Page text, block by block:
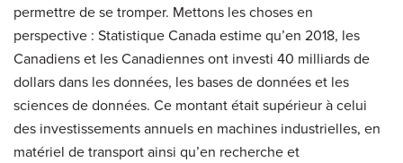
permettre de se tromper. Mettons les choses en
perspective : Statistique Canada estime qu’en 2018, les
Canadiens et les Canadiennes ont investi 40 milliards de
dollars dans les données, les bases de données et les
sciences de données. Ce montant était supérieur à celui
des investissements annuels en machines industrielles, en
matériel de transport ainsi qu’en recherche et